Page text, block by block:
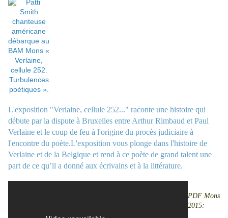
L'exposition "Verlaine, cellule 252..." raconte une histoire qui
débute par la dispute à Bruxelles entre Arthur Rimbaud et Paul
Verlaine et le coup de feu à l'origine du procès judiciaire à
l'encontre du poète.L'exposition vous plonge dans l'histoire de
Verlaine et de la Belgique et rend à ce poète de grand talent une
part de ce qu’il a donné aux écrivains et à la littérature.
PDF Mons
2015: